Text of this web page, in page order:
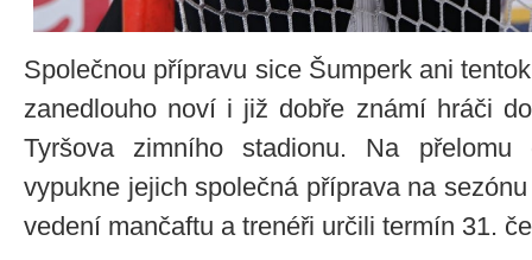
Společnou přípravu sice Šumperk ani
zanedlouho noví i již dobře známí hráči
Tyršova zimního stadionu. Na přelomu
vypukne jejich společná příprava na
vedení mančaftu a trenéři určili termín 31.